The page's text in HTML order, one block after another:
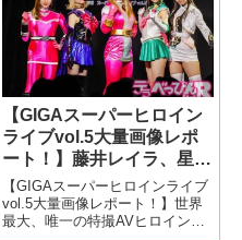
【GIGAスーパーヒロイン
ライブvol.5大量画像レポ
ート！】藤井レイラ、星仲
ここみ、ちゃんよた、春凪
星花、宇流木さらがセクシ
ーコスチュームで怪人と激
【GIGAスーパーヒロインライブ
vol.5大量画像レポート！】世界
最大、唯一の特撮AVヒロイン専